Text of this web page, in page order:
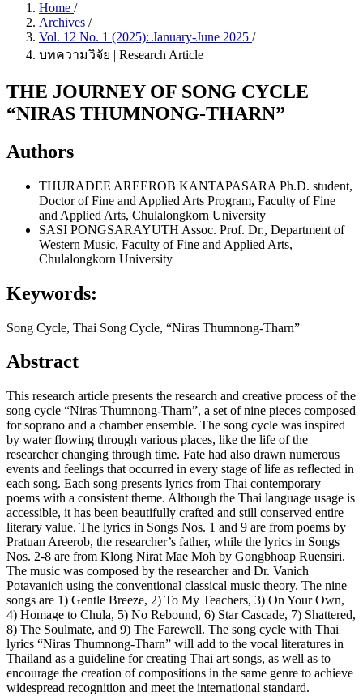
Home /
Archives /
Vol. 12 No. 1 (2025): January-June 2025 /
บทความวิจัย | Research Article
THE JOURNEY OF SONG CYCLE
“NIRAS THUMNONG-THARN”
Authors
THURADEE AREEROB KANTAPASARA Ph.D. student,
Doctor of Fine and Applied Arts Program, Faculty of Fine
and Applied Arts, Chulalongkorn University
SASI PONGSARAYUTH Assoc. Prof. Dr., Department of
Western Music, Faculty of Fine and Applied Arts,
Chulalongkorn University
Keywords:
Song Cycle, Thai Song Cycle, “Niras Thumnong-Tharn”
Abstract
This research article presents the research and creative process of the
song cycle “Niras Thumnong-Tharn”, a set of nine pieces composed
for soprano and a chamber ensemble. The song cycle was inspired
by water flowing through various places, like the life of the
researcher changing through time. Fate had also drawn numerous
events and feelings that occurred in every stage of life as reflected in
each song. Each song presents lyrics from Thai contemporary
poems with a consistent theme. Although the Thai language usage is
accessible, it has been beautifully crafted and still conserved entire
literary value. The lyrics in Songs Nos. 1 and 9 are from poems by
Pratuan Areerob, the researcher’s father, while the lyrics in Songs
Nos. 2-8 are from Klong Nirat Mae Moh by Gongbhoap Ruensiri.
The music was composed by the researcher and Dr. Vanich
Potavanich using the conventional classical music theory. The nine
songs are 1) Gentle Breeze, 2) To My Teachers, 3) On Your Own,
4) Homage to Chula, 5) No Rebound, 6) Star Cascade, 7) Shattered,
8) The Soulmate, and 9) The Farewell. The song cycle with Thai
lyrics “Niras Thumnong-Tharn” will add to the vocal literatures in
Thailand as a guideline for creating Thai art songs, as well as to
encourage the creation of compositions in the same genre to achieve
widespread recognition and meet the international standard.